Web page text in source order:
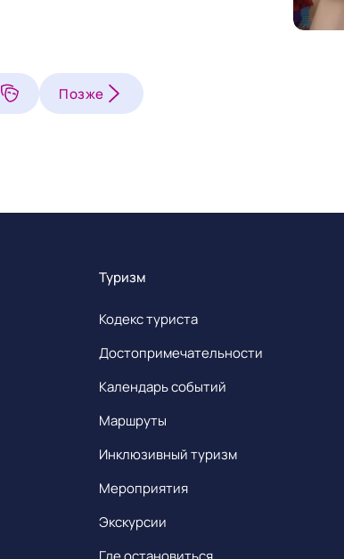
Позже
Туризм
Кодекс туриста
Достопримечательности
Календарь событий
Маршруты
Инклюзивный туризм
Мероприятия
Экскурсии